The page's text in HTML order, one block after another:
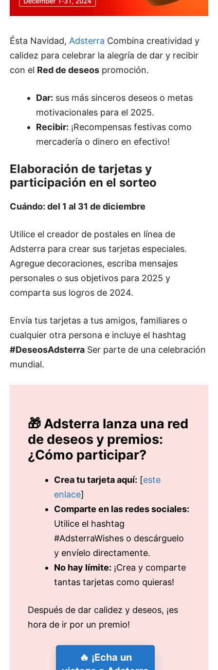
Ésta Navidad, Adsterra Combina creatividad y
calidez para celebrar la alegría de dar y recibir
con el Red de deseos promoción.
Dar: sus más sinceros deseos o metas
motivacionales para el 2025.
Recibir: ¡Recompensas festivas como
mercadería o dinero en efectivo!
Elaboración de tarjetas y
participación en el sorteo
Cuándo: del 1 al 31 de diciembre
Utilice el creador de postales en línea de
Adsterra para crear sus tarjetas especiales.
Agregue decoraciones, escriba mensajes
personales o sus objetivos para 2025 y
comparta sus logros de 2024.
Envía tus tarjetas a tus amigos, familiares o
cualquier otra persona e incluye el hashtag
#DeseosAdsterra Ser parte de una celebración
mundial.
🎁 Adsterra lanza una red
de deseos y premios:
¿Cómo participar?
Crea tu tarjeta aquí: [este
enlace]
Comparte en las redes sociales:
Utilice el hashtag
#AdsterraWishes o descárguelo
y envíelo directamente.
No hay límite: ¡Crea y comparte
tantas tarjetas como quieras!
Después de dar calidez y deseos, ¡es
hora de ir por un premio!
🔥 ¡Echa un